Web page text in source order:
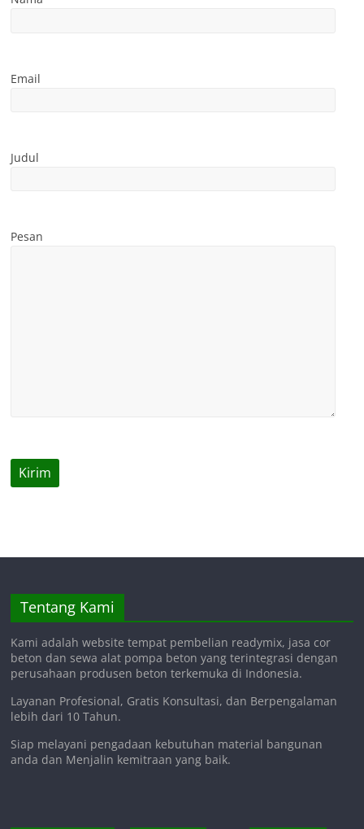
Email
Judul
Pesan
Tentang Kami
Kami adalah website tempat pembelian readymix, jasa cor
beton dan sewa alat pompa beton yang terintegrasi dengan
perusahaan produsen beton terkemuka di Indonesia.
Layanan Profesional, Gratis Konsultasi, dan Berpengalaman
lebih dari 10 Tahun.
Siap melayani pengadaan kebutuhan material bangunan
anda dan Menjalin kemitraan yang baik.